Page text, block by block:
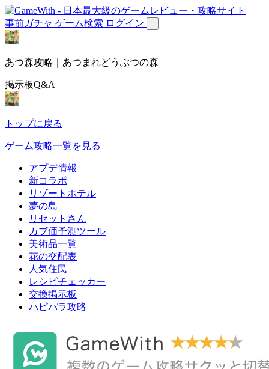
事前ガチャ ゲーム検索 ログイン
あつ森攻略｜あつまれどうぶつの森
掲示板Q&A
トップに戻る
ゲーム攻略一覧を見る
アプデ情報
新コラボ
リゾートホテル
夢の島
リセットさん
カブ価予測ツール
美術品一覧
花の交配表
人気住民
レシピチェッカー
交換掲示板
ハピパラ攻略